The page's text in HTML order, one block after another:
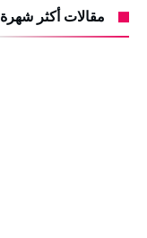
مقالات أكثر شهرة